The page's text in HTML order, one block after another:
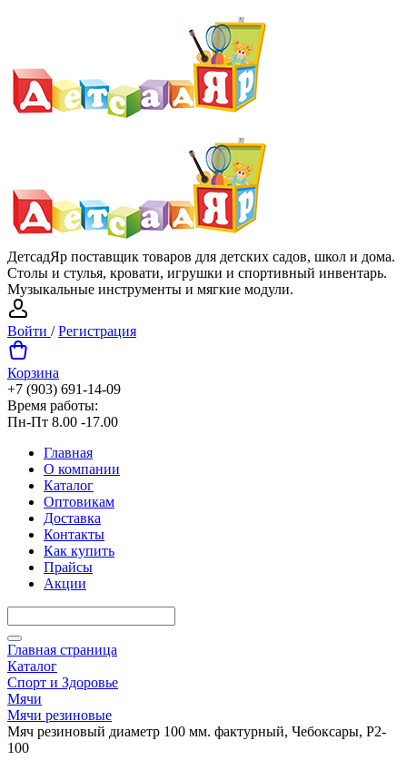
ДетсадЯр поставщик товаров для детских садов, школ и дома.
Столы и стулья, кровати, игрушки и спортивный инвентарь.
Музыкальные инструменты и мягкие модули.
Войти /Регистрация
Корзина
+7 (903) 691-14-09
Время работы:
Пн-Пт 8.00 -17.00
Главная
О компании
Каталог
Оптовикам
Доставка
Контакты
Как купить
Прайсы
Акции
Главная страница
Каталог
Спорт и Здоровье
Мячи
Мячи резиновые
Мяч резиновый диаметр 100 мм. фактурный, Чебоксары, Р2-
100